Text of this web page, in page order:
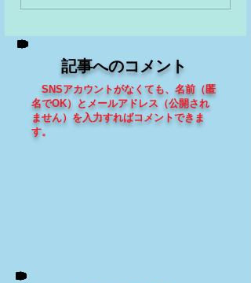
記事へのコメント
SNSアカウントがなくても、 名前（匿
名でOK）とメールアドレス（公開され
ません）を入力すればコメントできま
す。